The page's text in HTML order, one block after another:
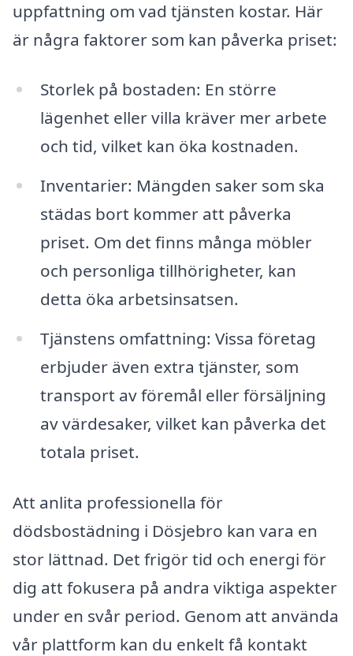
uppfattning om vad tjänsten kostar. Här
är några faktorer som kan påverka priset:
Storlek på bostaden: En större
lägenhet eller villa kräver mer arbete
och tid, vilket kan öka kostnaden.
Inventarier: Mängden saker som ska
städas bort kommer att påverka
priset. Om det finns många möbler
och personliga tillhörigheter, kan
detta öka arbetsinsatsen.
Tjänstens omfattning: Vissa företag
erbjuder även extra tjänster, som
transport av föremål eller försäljning
av värdesaker, vilket kan påverka det
totala priset.
Att anlita professionella för
dödsbostädning i Dösjebro kan vara en
stor lättnad. Det frigör tid och energi för
dig att fokusera på andra viktiga aspekter
under en svår period. Genom att använda
vår plattform kan du enkelt få kontakt